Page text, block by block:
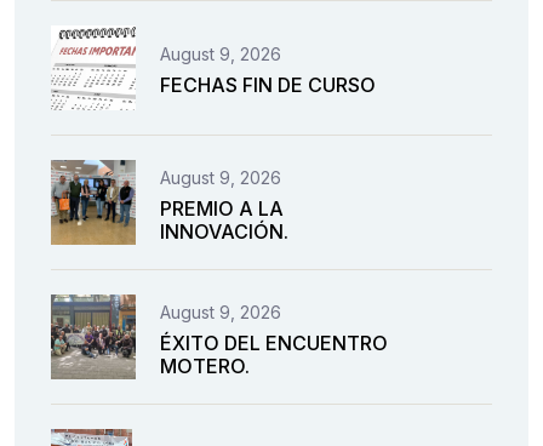
August 9, 2026
FECHAS FIN DE CURSO
August 9, 2026
PREMIO A LA
INNOVACIÓN.
August 9, 2026
ÉXITO DEL ENCUENTRO
MOTERO.